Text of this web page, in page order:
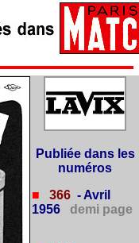
Publiée dans les
numéros
■
366 - Avril
1956
demi page